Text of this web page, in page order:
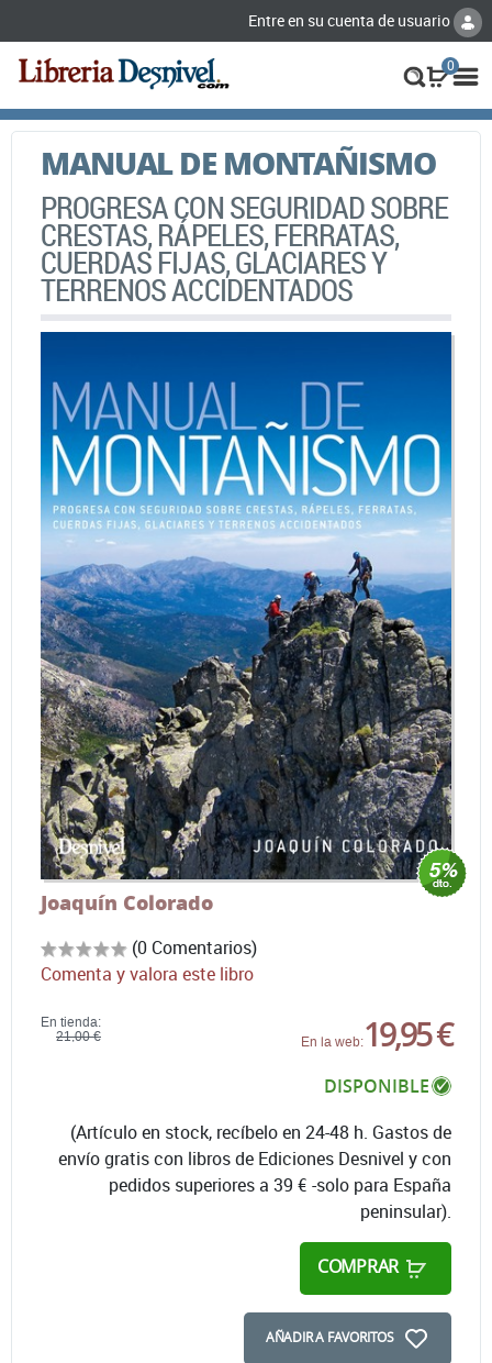
Entre en su cuenta de usuario
0
MANUAL DE MONTAÑISMO
PROGRESA CON SEGURIDAD SOBRE
CRESTAS, RÁPELES, FERRATAS,
CUERDAS FIJAS, GLACIARES Y
TERRENOS ACCIDENTADOS
Joaquín Colorado
(0 Comentarios)
Comenta y valora este libro
En tienda:
21,00 €
En la web:19,95 €
DISPONIBLE
(Artículo en stock, recíbelo en 24-48 h. Gastos de
envío gratis con libros de Ediciones Desnivel y con
pedidos superiores a 39 € -solo para España
peninsular).
COMPRAR
AÑADIR A FAVORITOS